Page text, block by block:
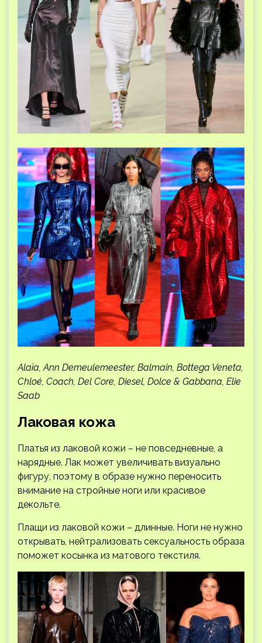
Alaïa, Ann Demeulemeester, Balmain, Bottega Veneta,
Chloé, Coach, Del Core, Diesel, Dolce & Gabbana, Elie
Saab
Лаковая кожа
Платья из лаковой кожи – не повседневные, а
нарядные. Лак может увеличивать визуально
фигуру, поэтому в образе нужно переносить
внимание на стройные ноги или красивое
декольте.
Плащи из лаковой кожи – длинные. Ноги не нужно
открывать, нейтрализовать сексуальность образа
поможет косынка из матового текстиля.